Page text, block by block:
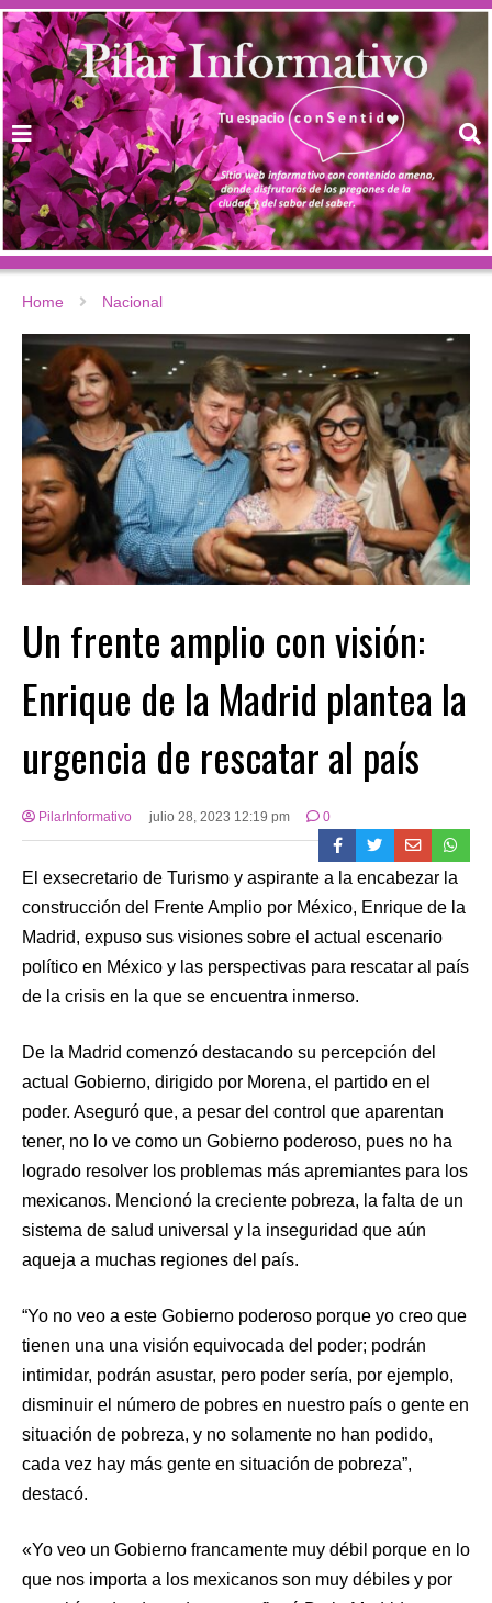
Home Nacional
Un frente amplio con visión:
Enrique de la Madrid plantea la
urgencia de rescatar al país
PilarInformativo julio 28, 2023 12:19 pm 0
El exsecretario de Turismo y aspirante a la encabezar la
construcción del Frente Amplio por México, Enrique de la
Madrid, expuso sus visiones sobre el actual escenario
político en México y las perspectivas para rescatar al país
de la crisis en la que se encuentra inmerso.
De la Madrid comenzó destacando su percepción del
actual Gobierno, dirigido por Morena, el partido en el
poder. Aseguró que, a pesar del control que aparentan
tener, no lo ve como un Gobierno poderoso, pues no ha
logrado resolver los problemas más apremiantes para los
mexicanos. Mencionó la creciente pobreza, la falta de un
sistema de salud universal y la inseguridad que aún
aqueja a muchas regiones del país.
“Yo no veo a este Gobierno poderoso porque yo creo que
tienen una una visión equivocada del poder; podrán
intimidar, podrán asustar, pero poder sería, por ejemplo,
disminuir el número de pobres en nuestro país o gente en
situación de pobreza, y no solamente no han podido,
cada vez hay más gente en situación de pobreza”,
destacó.
«Yo veo un Gobierno francamente muy débil porque en lo
que nos importa a los mexicanos son muy débiles y por